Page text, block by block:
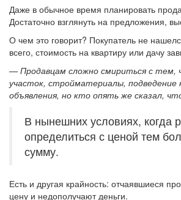
Даже в обычное время планировать
Достаточно взглянуть на предложения,
О чем это говорит? Покупатель не
всего, стоимость на квартиру или дачу
— Продавцам сложно смириться с тем,
участок, стройматериалы, подведение
объявления, но кто опять же сказал,
В нынешних условиях, когда
определиться с ценой тем
сумму.
Есть и другая крайность: отчаявшиеся
цену и недополучают деньги.